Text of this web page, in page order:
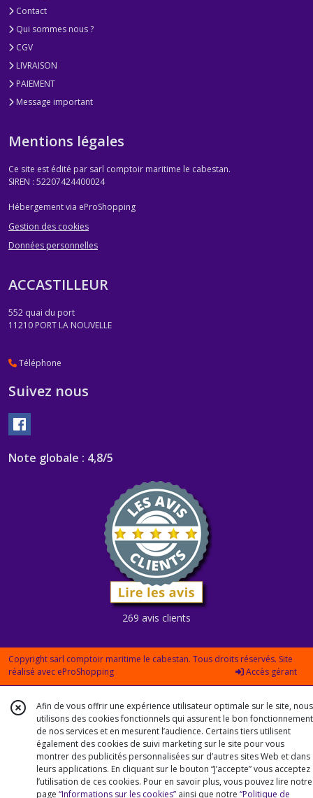
Contact
Qui sommes nous ?
CGV
LIVRAISON
PAIEMENT
Message important
Mentions légales
Ce site est édité par sarl comptoir maritime le cabestan.
SIREN : 52207424400024
Hébergement via eProShopping
Gestion des cookies
Données personnelles
ACCASTILLEUR
552 quai du port
11210 PORT LA NOUVELLE
Téléphone
Suivez nous
Note globale : 4,8/5
269 avis clients
Copyright sarl comptoir maritime le cabestan. Tous droits réservés. Site
réalisé avec eProShopping Accès gérant
Afin de vous offrir une expérience utilisateur optimale sur le site, nous
utilisons des cookies fonctionnels qui assurent le bon fonctionnement
de nos services et en mesurent l’audience. Certains tiers utilisent
également des cookies de suivi marketing sur le site pour vous
montrer des publicités personnalisées sur d’autres sites Web et dans
leurs applications. En cliquant sur le bouton “J’accepte” vous acceptez
l’utilisation de ces cookies. Pour en savoir plus, vous pouvez lire notre
page “Informations sur les cookies” ainsi que notre “Politique de